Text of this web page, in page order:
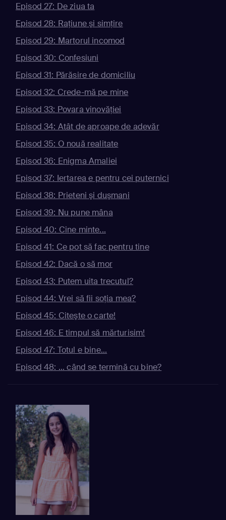
Episod 27: De ziua ta
Episod 28: Raţiune şi simţire
Episod 29: Martorul incomod
Episod 30: Confesiuni
Episod 31: Părăsire de domiciliu
Episod 32: Crede-mă pe mine
Episod 33: Povara vinovăţiei
Episod 34: Atât de aproape de adevăr
Episod 35: O nouă realitate
Episod 36: Enigma Amaliei
Episod 37: Iertarea e pentru cei puternici
Episod 38: Prieteni şi duşmani
Episod 39: Nu pune mâna
Episod 40: Cine minte...
Episod 41: Ce pot să fac pentru tine
Episod 42: Dacă o să mor
Episod 43: Putem uita trecutul?
Episod 44: Vrei să fii soţia mea?
Episod 45: Citeşte o carte!
Episod 46: E timpul să mărturisim!
Episod 47: Totul e bine...
Episod 48: ... când se termină cu bine?